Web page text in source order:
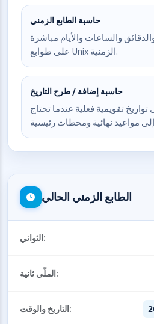
حاسبة الطابع الزمني
والساعات والأيام مباشرة
على طوابع Unix الزمنية.
حاسبة إضافة / طرح التاريخ
تقويمية فعلية عندما تحتاج
الطابع الزمني الحالي
الثواني:
الملّي ثانية:
التاريخ والوقت: